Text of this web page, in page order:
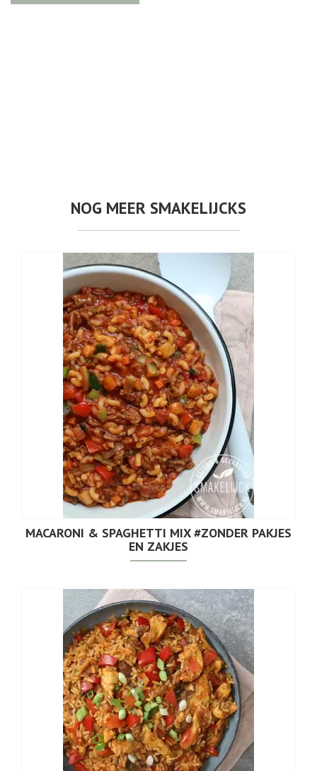
NOG MEER SMAKELIJCKS
MACARONI & SPAGHETTI MIX #ZONDER PAKJES
EN ZAKJES